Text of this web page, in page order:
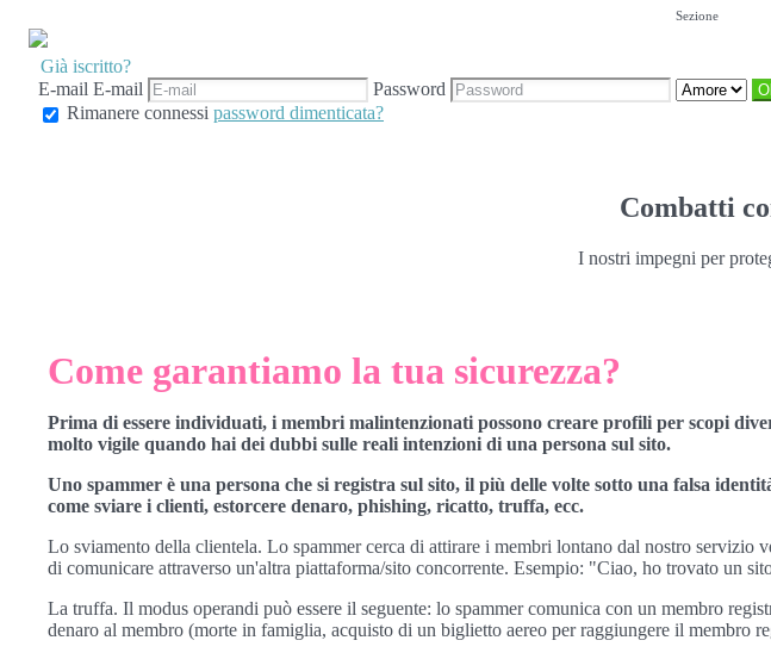
Già iscritto?
E-mail E-mail Password
Sezione
Rimanere connessi password dimenticata?
Combatti
I nostri impegni per
Come garantiamo la tua sicurezza?
Prima di essere individuati, i membri malintenzionati possono creare profili per scopi
molto vigile quando hai dei dubbi sulle reali intenzioni di una persona sul sito.
Uno spammer è una persona che si registra sul sito, il più delle volte sotto una falsa
come sviare i clienti, estorcere denaro, phishing, ricatto, truffa, ecc.
Lo sviamento della clientela. Lo spammer cerca di attirare i membri lontano dal nostro
di comunicare attraverso un'altra piattaforma/sito concorrente. Esempio: "Ciao, ho trovato un
La truffa. Il modus operandi può essere il seguente: lo spammer comunica con un membro
denaro al membro (morte in famiglia, acquisto di un biglietto aereo per raggiungere il membro